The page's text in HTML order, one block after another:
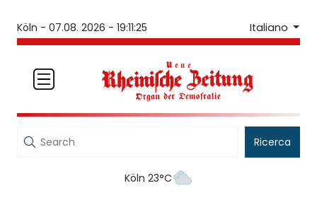
Köln - 07.08. 2026 - 19:11:25 Italiano
Ricerca
Köln 23°C